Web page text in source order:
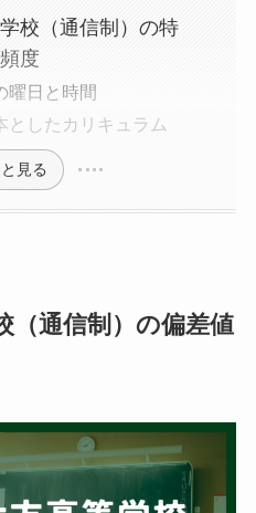
校（通信制）の特
度
曜日と時間
としたカリキュラム
見る
（通信制）の偏差値